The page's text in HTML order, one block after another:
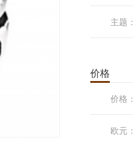
主题：
价格
价格：
欧元：